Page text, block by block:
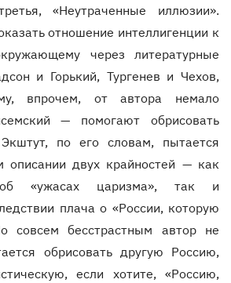
«Неутраченные иллюзии».
отношение интеллигенции к
через литературные
и Горький, Тургенев и Чехов,
впрочем, от автора немало
— помогают обрисовать
по его словам, пытается
описании двух крайностей — как
об «ужасах царизма», так и
плача о «России, которую
совсем бесстрастным автор не
обрисовать другую Россию,
если хотите, «Россию,